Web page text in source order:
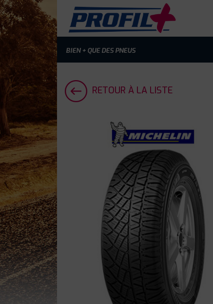
BIEN + QUE DES PNEUS
RETOUR À LA LISTE